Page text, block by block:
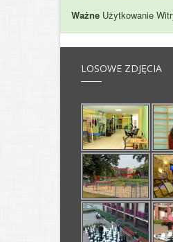
Ważne Użytkowanie
LOSOWE ZDJĘCIA